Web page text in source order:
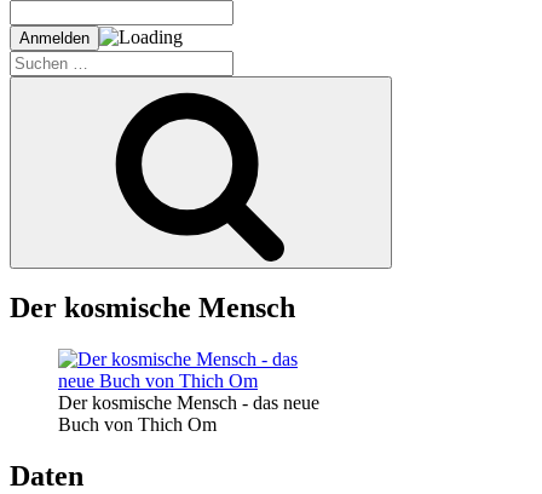
Suche
nach:
Der kosmische Mensch
Der kosmische Mensch - das neue
Buch von Thich Om
Daten